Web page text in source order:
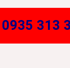
0935 313